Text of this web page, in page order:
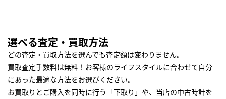
選べる査定・買取方法
どの査定・買取方法を選んでも査定額は変わりません。
買取査定手数料は無料！お客様のライフスタイルに合わせて自分
にあった最適な方法をお選びください。
お買取りとご購入を同時に行う「下取り」や、当店の中古時計を